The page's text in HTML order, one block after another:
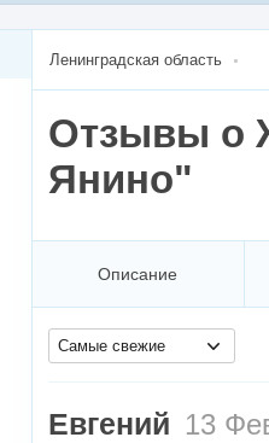
Ленинградская область
Отзывы о
Янино"
Описание
Самые свежие
Евгений 13